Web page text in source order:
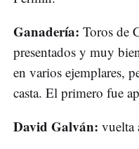
Ganadería: Toros de
presentados y muy
en varios ejemplares,
casta. El primero fue
David Galván: vuelta